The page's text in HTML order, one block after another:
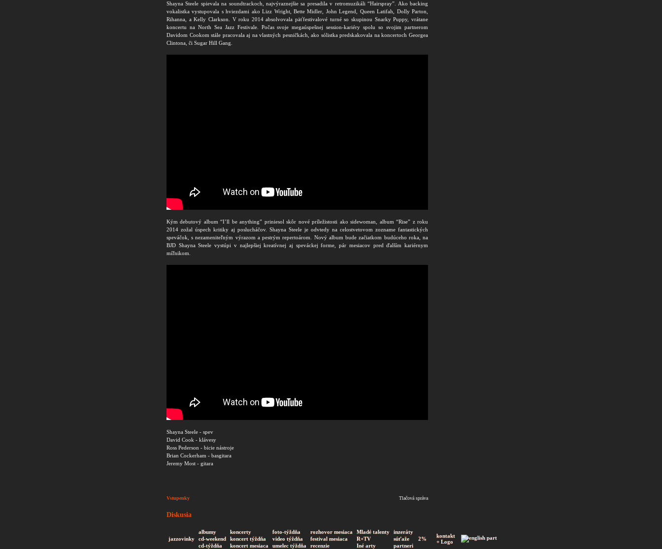
Shayna Steele spievala na soundtrackoch, najvýraznejšie sa presadila v retromuzikáli “Hairspray”. Ako backing
vokalistka vystupovala s hviezdami ako Lizz Wright, Bette Midler, John Legend, Queen Latifah, Dolly Parton,
Rihanna, a Kelly Clarkson. V roku 2014 absolvovala päťfestivalové turné so skupinou Snarky Puppy, vrátane
koncertu na North Sea Jazz Festivale. Počas svoje megaúspešnej session-kariéry spolu so svojim partnerom
Davidom Cookom stále pracovala aj na vlastných pesničkách, ako sólistka predskakovala na koncertoch Georgea
Clintona, či Sugar Hill Gang.
Kým debutový album “I’ll be anything” priniesol skôr nové príležistosti ako sidewoman, album “Rise” z roku
2014 zožal úspech kritiky aj poslucháčov. Shayna Steele je odvtedy na celostvetovom zozname fantastických
speváčok, s nezameniteľným výrazom a pestrým repertoárom. Nový album bude začiatkom budúceho roka, na
BJD Shayna Steele vystúpi v najlepšiej kreatívnej aj speváckej forme, pár mesiacov pred ďalším kariérnym
míľnikom.
Shayna Steele - spev
David Cook - klávesy
Ross Pederson - bicie nástroje
Brian Cockerham - basgitara
Jeremy Most - gitara
Vstupenky Tlačová správa
Diskusia
jazzovinky
albumy koncerty foto-týždňa rozhovor mesiaca Mladé talenty
inzeráty
2%
kontakt
+ Logo
cd-weekend koncert týždňa video týždňa festival mesiaca R+TV
súťaže
cd-týždňa
koncert mesiaca umelec týždňa recenzie Iné arty partneri